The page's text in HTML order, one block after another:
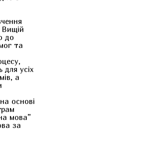
Вищій
до
та
для усіх
а
основі
мова”
за